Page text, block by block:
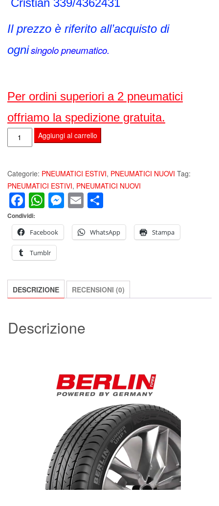
Il prezzo è riferito all’acquisto di
ognisingolo pneumatico.
Per ordini superiori a 2 pneumatici
offriamo la spedizione gratuita.
PNEUMATICI
GOMMA
SUMMER
HP
ECO
195/55
R15
70dB
PNEUMATICO
Aggiungi al carrello
Categorie: PNEUMATICI ESTIVI, PNEUMATICI NUOVI Tag:
PNEUMATICI ESTIVI, PNEUMATICI NUOVI
Facebook
WhatsApp
Messenger
Email
Condividi:
Facebook
WhatsApp Stampa
Tumblr
DESCRIZIONE RECENSIONI (0)
Descrizione